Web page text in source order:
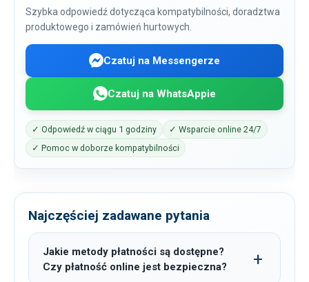
Szybka odpowiedź dotycząca kompatybilności, doradztwa
produktowego i zamówień hurtowych.
Czatuj na Messengerze
Czatuj na WhatsAppie
✓ Odpowiedź w ciągu 1 godziny
✓ Wsparcie online 24/7
✓ Pomoc w doborze kompatybilności
Najczęściej zadawane pytania
Jakie metody płatności są dostępne?
Czy płatność online jest bezpieczna?